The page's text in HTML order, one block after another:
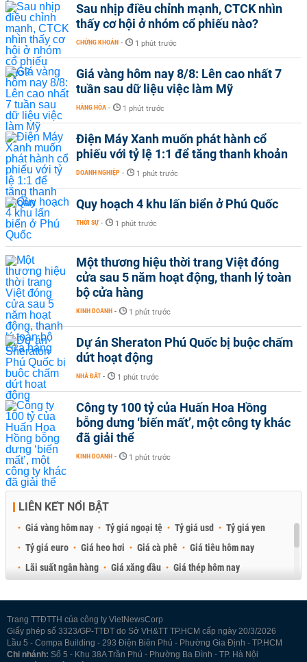
Sau nhịp điều chỉnh mạnh, CTCK nhìn
thấy cơ hội ở nhóm cổ phiếu nào?
CHỨNG KHOÁN - 1 phút trước
Giá vàng hôm nay 8/8: Lên cao nhất 7
tuần sau dữ liệu việc làm Mỹ
HÀNG HÓA - 1 phút trước
Điện Máy Xanh muốn phát hành cổ
phiếu với tỷ lệ 1:1 để tăng thanh khoản
DOANH NGHIỆP - 1 phút trước
Quy hoạch 4 khu lấn biển ở Phú Quốc
THỜI SỰ - 1 phút trước
Một thương hiệu thời trang Việt đóng
cửa sau 5 năm hoạt động, thanh lý toàn
bộ cửa hàng
KINH DOANH - 1 phút trước
Dự án Sheraton Phú Quốc bị buộc chấm
dứt hoạt động
NHÀ ĐẤT - 1 phút trước
Công ty 100 tỷ của Huấn Hoa Hồng
bỗng dưng ‘biến mất’, một công ty khác
đã giải thể
KINH DOANH - 1 phút trước
LIÊN KẾT NỔI BẬT
Giá vàng hôm nay Tỷ giá ngoại tệ Tỷ giá usd
Tỷ giá yen
Tỷ giá euro
Giá heo hơi Giá cà phê
Giá tiêu hôm nay
Lãi suất ngân hàng
Giá xăng dầu
Giá thép hôm nay
Trang TTĐTTH của công ty VietNewsCorp
Giấy phép số 3323/GP-TTĐT do Sở VH&TT TP.HCM cấp ngày 20/3/2026
Lầu 5 - Compa Building - 293 Điện Biên Phủ - Phường Gia Định - TP.HCM
Chi nhánh: Số 5 - Khu 38A Trần Phú - Phường Ba Đình - TP. Hà Nội